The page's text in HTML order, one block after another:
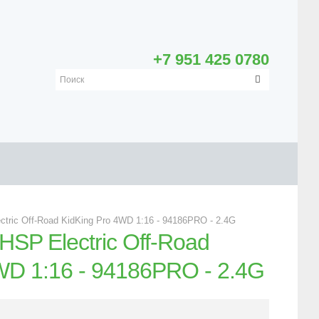
+7 951 425 0780
Off-Road KidKing Pro 4WD 1:16 - 94186PRO - 2.4G
Electric Off-Road
1:16 - 94186PRO - 2.4G